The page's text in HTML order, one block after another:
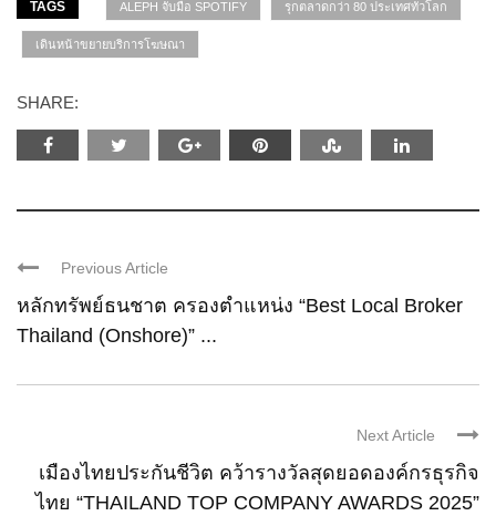
TAGS ALEPH จับมือ SPOTIFY รุกตลาดกว่า 80 ประเทศทั่วโลก
เดินหน้าขยายบริการโฆษณา
SHARE:
Previous Article
หลักทรัพย์ธนชาต ครองตำแหน่ง “Best Local Broker
Thailand (Onshore)” ...
Next Article
เมืองไทยประกันชีวิต คว้ารางวัลสุดยอดองค์กรธุรกิจ
ไทย “THAILAND TOP COMPANY AWARDS 2025”